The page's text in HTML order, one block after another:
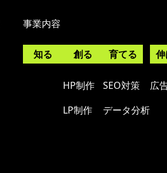
事業内容
知る 創る
HP制作
LP制作
育てる
SEO対策
データ分析
広